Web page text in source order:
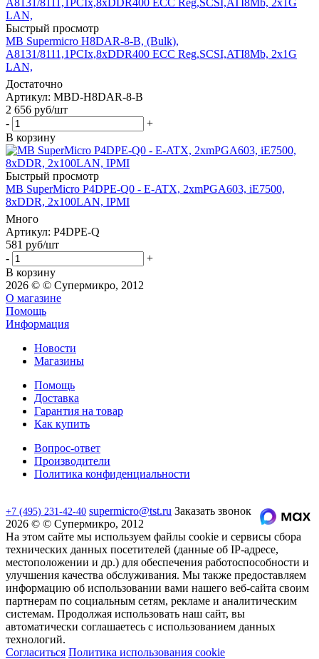
Быстрый просмотр
MB Supermicro H8DAR-8-B, (Bulk),
A8131/8111,1PCIx,8xDDR400 ECC Reg,SCSI,ATI8Mb, 2x1G
LAN,
Достаточно
Артикул: MBD-H8DAR-8-B
2 656 руб/шт
-
+
В корзину
Быстрый просмотр
MB SuperMicro P4DPE-Q0 - E-ATX, 2xmPGA603, iE7500,
8xDDR, 2x100LAN, IPMI
Много
Артикул: P4DPE-Q
581 руб/шт
-
+
В корзину
2026 © © Супермикро, 2012
О магазине
Помощь
Информация
Новости
Магазины
Помощь
Доставка
Гарантия на товар
Как купить
Вопрос-ответ
Производители
Политика конфиденциальности
+7 (495) 231-42-40 supermicro@tst.ru Заказать звонок
2026 © © Супермикро, 2012
На этом сайте мы используем файлы cookie и сервисы сбора
технических данных посетителей (данные об IP-адресе,
местоположении и др.) для обеспечения работоспособности и
улучшения качества обслуживания. Мы также предоставляем
информацию об использовании вами нашего веб-сайта своим
партнерам по социальным сетям, рекламе и аналитическим
системам. Продолжая использовать наш сайт, вы
автоматически соглашаетесь с использованием данных
технологий.
Согласиться Политика использования cookie